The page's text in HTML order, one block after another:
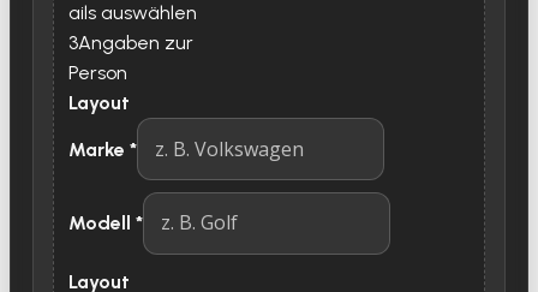
ails auswählen
3Angaben zur
Person
Layout
Marke *
Modell *
Layout